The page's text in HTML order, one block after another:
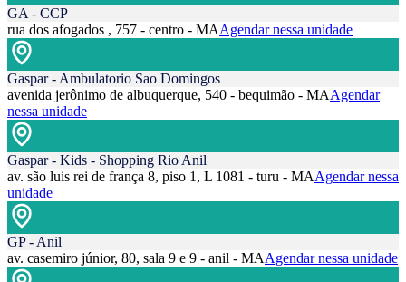
GA - CCP
rua dos afogados , 757 - centro - MAAgendar nessa unidade
Gaspar - Ambulatorio Sao Domingos
avenida jerônimo de albuquerque, 540 - bequimão - MAAgendar
nessa unidade
Gaspar - Kids - Shopping Rio Anil
av. são luis rei de frança 8, piso 1, L 1081 - turu - MAAgendar nessa
unidade
GP - Anil
av. casemiro júnior, 80, sala 9 e 9 - anil - MAAgendar nessa unidade